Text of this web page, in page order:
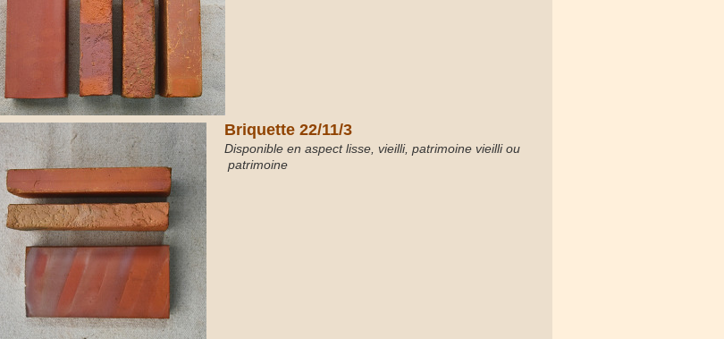
Briquette 22/11/3
Disponible en aspect lisse, vieilli, patrimoine vieilli ou
patrimoine